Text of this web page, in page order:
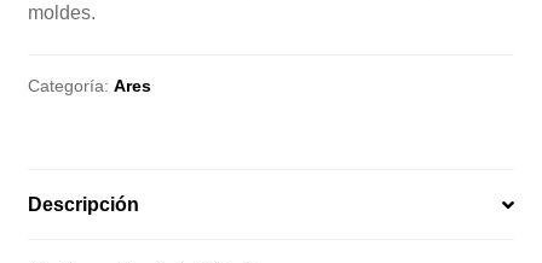
moldes.
Categoría: Ares
Descripción